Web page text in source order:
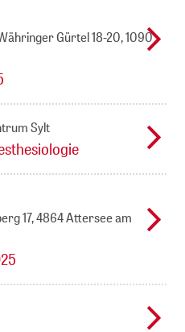
Gürtel 18-20, 1090
Sylt
17, 4864 Attersee am